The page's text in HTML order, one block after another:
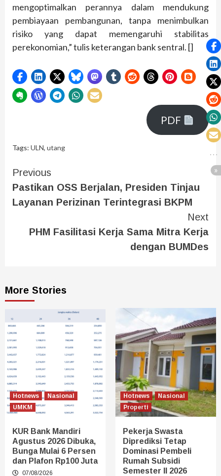
mengoptimalkan perannya dalam mendukung
pembiayaan pembangunan, tanpa menimbulkan
risiko yang dapat memengaruhi stabilitas
perekonomian,” tulis keterangan bank sentral. []
PDF
Tags: ULN, utang
Previous
Pastikan OSS Berjalan, Presiden Tinjau
Layanan Perizinan Terintegrasi BKPM
Next
PHM Fasilitasi Kerja Sama Mitra Kerja
dengan BUMDes
More Stories
Hotnews
Nasional
UMKM
KUR Bank Mandiri
Agustus 2026 Dibuka,
Bunga Mulai 6 Persen
dan Plafon Rp100 Juta
07/08/2026
Hotnews
Nasional
Properti
Pekerja Swasta
Diprediksi Tetap
Dominasi Pembeli
Rumah Subsidi
Semester II 2026